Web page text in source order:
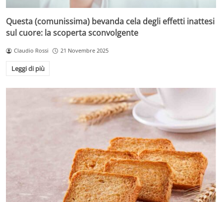
Questa (comunissima) bevanda cela degli effetti inattesi
sul cuore: la scoperta sconvolgente
Claudio Rossi 21 Novembre 2025
Leggi di più